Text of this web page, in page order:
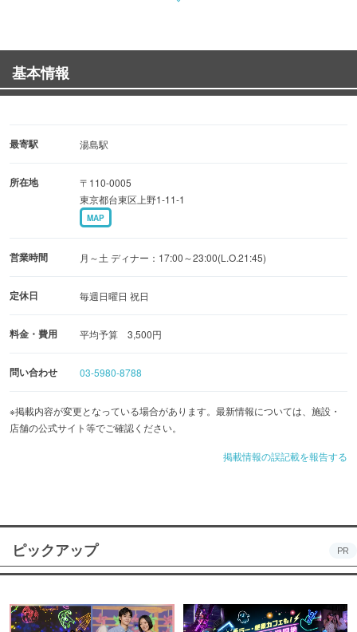
「宮崎県で飼育されている鶏の品種」
やわらかさの中にも適度な歯ごたえがあり噛むほどに味が
染み出す。
きな粉を混ぜたエサで育てる豚の肉質は、脂身にほんのり
基本情報
最寄駅 湯島駅
所在地
〒110-0005
東京都台東区上野1-11-1
MAP
営業時間 月～土 ディナー：17:00～23:00(L.O.21:45)
定休日 毎週日曜日 祝日
料金・費用 平均予算 3,500円
問い合わせ 03-5980-8788
※掲載内容が変更となっている場合があります。最新情報については、施設・
店舗の公式サイト等でご確認ください。
掲載情報の誤記載を報告する
ピックアップ PR